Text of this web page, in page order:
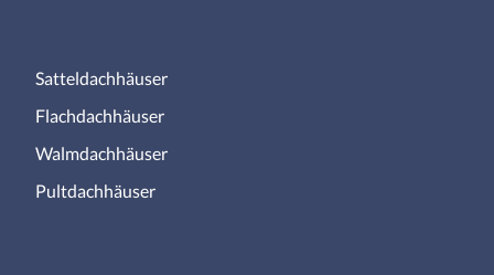
Satteldachhäuser
Flachdachhäuser
Walmdachhäuser
Pultdachhäuser